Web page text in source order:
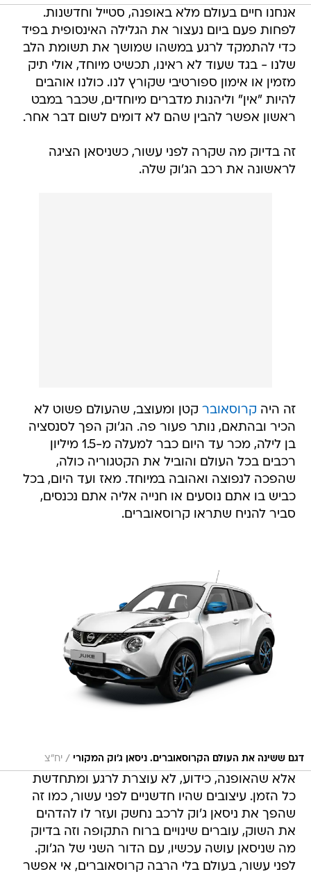
אנחנו חיים בעולם מלא באופנה, סטייל וחדשנות.
לפחות פעם ביום נעצור את הגלילה האינסופית בפיד
כדי להתמקד לרגע במשהו שמושך את תשומת הלב
שלנו - בגד שעוד לא ראינו, תכשיט מיוחד, אולי תיק
מזמין או אימון ספורטיבי שקורץ לנו. כולנו אוהבים
להיות "אין" וליהנות מדברים מיוחדים, שכבר במבט
ראשון אפשר להבין שהם לא דומים לשום דבר אחר.
זה בדיוק מה שקרה לפני עשור, כשניסאן הציגה
לראשונה את רכב הג'וק שלה.
זה היה קרוסאובר קטן ומעוצב, שהעולם פשוט לא
הכיר ובהתאם, נותר פעור פה. הג'וק הפך לסנסציה
בן לילה, מכר עד היום כבר למעלה מ-1.5 מיליון
רכבים בכל העולם והוביל את הקטגוריה כולה,
שהפכה לנפוצה ואהובה במיוחד. מאז ועד היום, בכל
כביש בו אתם נוסעים או חנייה אליה אתם נכנסים,
סביר להניח שתראו קרוסאוברים.
דגם ששינה את העולם הקרוסאוברים. ניסאן ג'וק המקורי / יח"צ
אלא שהאופנה, כידוע, לא עוצרת לרגע ומתחדשת
כל הזמן. עיצובים שהיו חדשניים לפני עשור, כמו זה
שהפך את ניסאן ג'וק לרכב נחשק ועזר לו להדהים
את השוק, עוברים שינויים ברוח התקופה וזה בדיוק
מה שניסאן עושה עכשיו, עם הדור השני של הג'וק.
לפני עשור, בעולם בלי הרבה קרוסאוברים, אי אפשר